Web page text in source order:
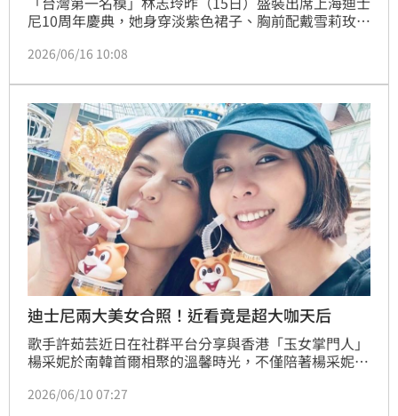
尼10周年慶典，她身穿淡紫色裙子、胸前配戴雪莉玫熊
董事風波後，首度在中國亮相，面對飯店員工熱情迎
了」。
2026/06/16 10:08
迪士尼兩大美女合照！近看竟是超大咖天后
歌手許茹芸近日在社群平台分享與香港「玉女掌門人」
楊采妮於南韓首爾相聚的溫馨時光，不僅陪著楊采妮一
為好友補過生日。兩人相識超過26年，從青春歲月一路
2026/06/10 07:27